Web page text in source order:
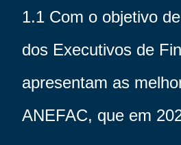
1.1 Com o objetivo
dos Executivos de
apresentam as
ANEFAC, que em